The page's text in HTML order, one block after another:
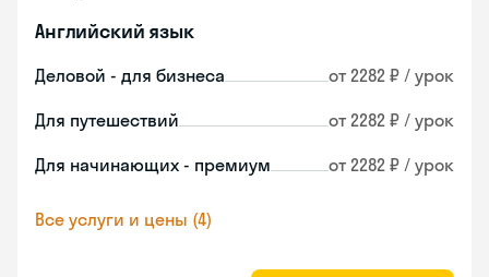
Английский язык
Деловой - для бизнеса от 2282 ₽ / урок
Для путешествий от 2282 ₽ / урок
Для начинающих - премиум от 2282 ₽ / урок
Все услуги и цены (4)